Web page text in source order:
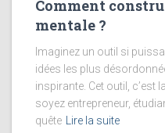
Comment
mentale ?
Imaginez un outil si
idées les plus
inspirante. Cet outil, c’est
soyez entrepreneur,
quête Lire la suite